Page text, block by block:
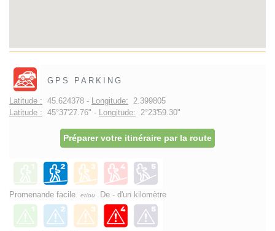
GPS PARKING
Latitude : 45.624378 - Longitude: 2.399805
Latitude : 45°37'27.76" - Longitude: 2°23'59.30"
Préparer votre itinéraire par la route
Promenande facile et/ou De - d'un kilomètre